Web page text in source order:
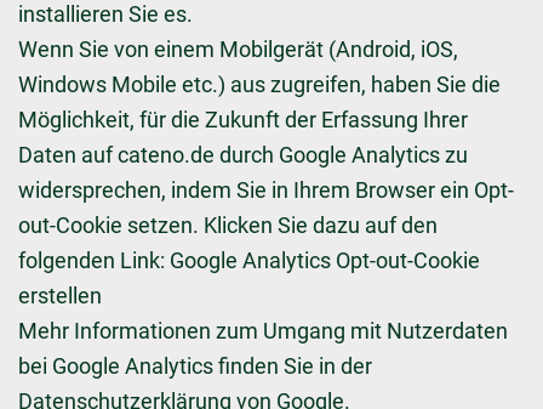
installieren Sie es.
Wenn Sie von einem Mobilgerät (Android, iOS,
Windows Mobile etc.) aus zugreifen, haben Sie die
Möglichkeit, für die Zukunft der Erfassung Ihrer
Daten auf cateno.de durch Google Analytics zu
widersprechen, indem Sie in Ihrem Browser ein Opt-
out-Cookie setzen. Klicken Sie dazu auf den
folgenden Link: Google Analytics Opt-out-Cookie
erstellen
Mehr Informationen zum Umgang mit Nutzerdaten
bei Google Analytics finden Sie in der
Datenschutzerklärung von Google.